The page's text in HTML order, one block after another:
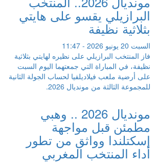
البرازيلي يقسو على هايتي
بثلاثية نظيفة
السبت 20 يونيو 2026 - 11:47
فاز المنتخب البرازيلي على نظيره لهايتي بثلاثية
نظيفة، في المباراة التي جمعتهما اليوم السبت
على أرضية ملعب فيلاديلفيا لحساب الجولة الثانية
للمجموعة الثالثة من مونديال 2026.
مونديال 2026 .. وهبي
مطمئن قبل مواجهة
إسكتلندا وواثق من تطور
أداء المنتخب المغربي